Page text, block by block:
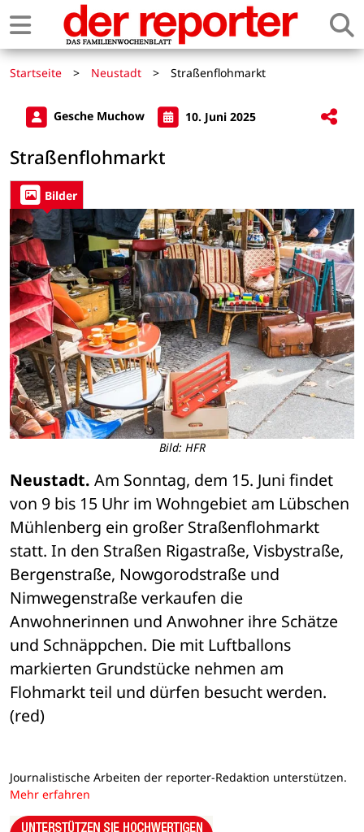
Startseite > Neustadt > Straßenflohmarkt
Gesche Muchow 10. Juni 2025
Straßenflohmarkt
Bilder
Bild: HFR
Neustadt. Am Sonntag, dem 15. Juni findet
von 9 bis 15 Uhr im Wohngebiet am Lübschen
Mühlenberg ein großer Straßenflohmarkt
statt. In den Straßen Rigastraße, Visbystraße,
Bergenstraße, Nowgorodstraße und
Nimwegenstraße verkaufen die
Anwohnerinnen und Anwohner ihre Schätze
und Schnäppchen. Die mit Luftballons
markierten Grundstücke nehmen am
Flohmarkt teil und dürfen besucht werden.
(red)
Journalistische Arbeiten der reporter-Redaktion unterstützen.
Mehr erfahren